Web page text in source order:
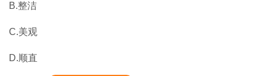
B.整洁
C.美观
D.顺直